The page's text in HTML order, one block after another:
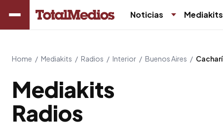
Noticias Mediakits
Home / Mediakits / Radios / Interior / Buenos Aires / Cacharí
Mediakits
Radios